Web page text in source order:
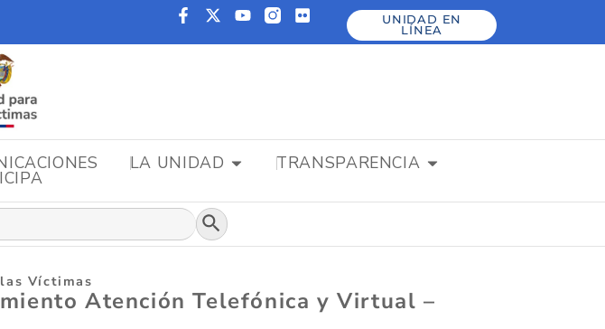
UNIDAD EN
LÍNEA
LA UNIDAD TRANSPARENCIA
Botón de búsqueda
Víctimas
Atención Telefónica y Virtual –